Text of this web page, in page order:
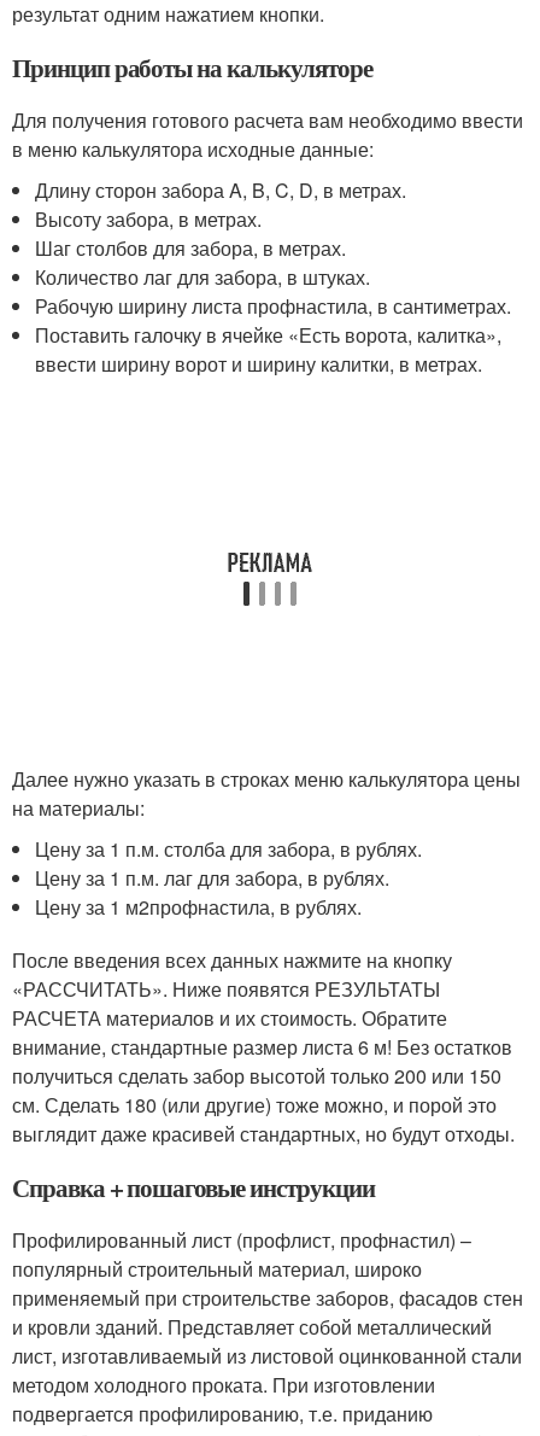
результат одним нажатием кнопки.
Принцип работы на калькуляторе
Для получения готового расчета вам необходимо ввести
в меню калькулятора исходные данные:
Длину сторон забора A, B, C, D, в метрах.
Высоту забора, в метрах.
Шаг столбов для забора, в метрах.
Количество лаг для забора, в штуках.
Рабочую ширину листа профнастила, в сантиметрах.
Поставить галочку в ячейке «Есть ворота, калитка»,
ввести ширину ворот и ширину калитки, в метрах.
Далее нужно указать в строках меню калькулятора цены
на материалы:
Цену за 1 п.м. столба для забора, в рублях.
Цену за 1 п.м. лаг для забора, в рублях.
Цену за 1 м2профнастила, в рублях.
После введения всех данных нажмите на кнопку
«РАССЧИТАТЬ». Ниже появятся РЕЗУЛЬТАТЫ
РАСЧЕТА материалов и их стоимость. Обратите
внимание, стандартные размер листа 6 м! Без остатков
получиться сделать забор высотой только 200 или 150
см. Сделать 180 (или другие) тоже можно, и порой это
выглядит даже красивей стандартных, но будут отходы.
Справка + пошаговые инструкции
Профилированный лист (профлист, профнастил) –
популярный строительный материал, широко
применяемый при строительстве заборов, фасадов стен
и кровли зданий. Представляет собой металлический
лист, изготавливаемый из листовой оцинкованной стали
методом холодного проката. При изготовлении
подвергается профилированию, т.е. приданию